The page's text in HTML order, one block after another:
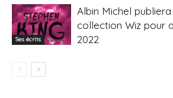
Ses écrits
Albin Michel publiera
collection Wiz pour
2022